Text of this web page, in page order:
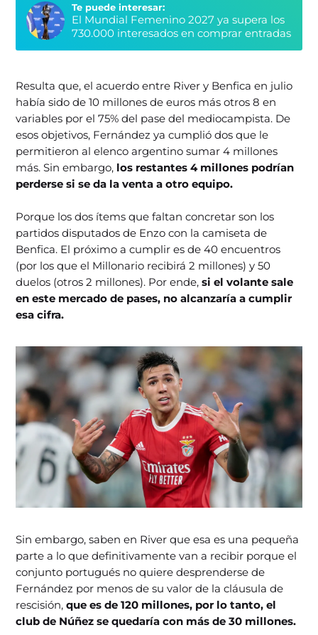
Te puede interesar:
El Mundial Femenino 2027 ya supera los
730.000 interesados en comprar entradas
Resulta que, el acuerdo entre River y Benfica en julio
había sido de 10 millones de euros más otros 8 en
variables por el 75% del pase del mediocampista. De
esos objetivos, Fernández ya cumplió dos que le
permitieron al elenco argentino sumar 4 millones
más. Sin embargo, los restantes 4 millones podrían
perderse si se da la venta a otro equipo.
Porque los dos ítems que faltan concretar son los
partidos disputados de Enzo con la camiseta de
Benfica. El próximo a cumplir es de 40 encuentros
(por los que el Millonario recibirá 2 millones) y 50
duelos (otros 2 millones). Por ende,si el volante sale
en este mercado de pases, no alcanzaría a cumplir
esa cifra.
Sin embargo, saben en River que esa es una pequeña
parte a lo que definitivamente van a recibir porque el
conjunto portugués no quiere desprenderse de
Fernández por menos de su valor de la cláusula de
rescisión, que es de 120 millones, por lo tanto, el
club de Núñez se quedaría con más de 30 millones.